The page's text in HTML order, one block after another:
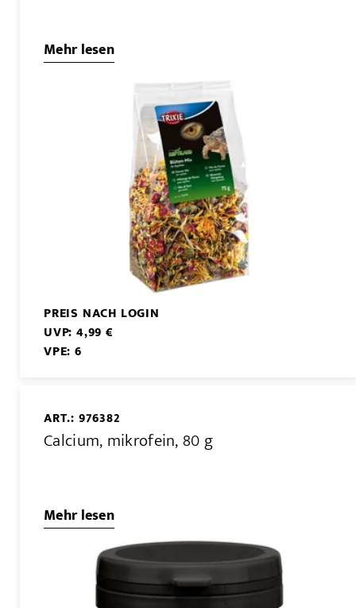
Mehr lesen
PREIS NACH LOGIN
UVP: 4,99 €
VPE: 6
ART.: 976382
Calcium, mikrofein, 80 g
Mehr lesen